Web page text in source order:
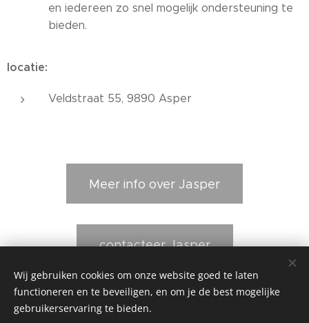
en iedereen zo snel mogelijk ondersteuning te
bieden.
locatie:
Veldstraat 55, 9890 Asper
Meer info over Jasper
contacteer Jasper
Wij gebruiken cookies om onze website goed te laten
functioneren en te beveiligen, en om je de best mogelijke
gebruikerservaring te bieden.